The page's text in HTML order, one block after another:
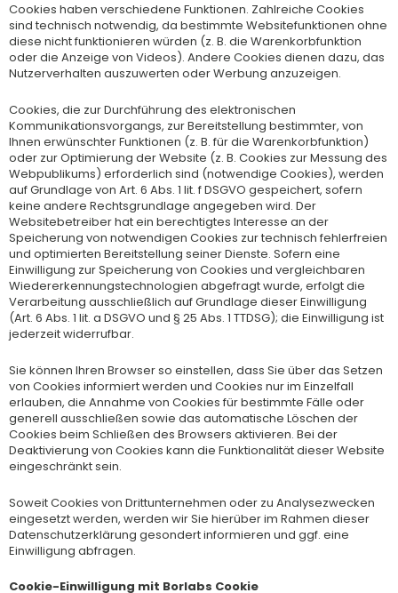
Cookies haben verschiedene Funktionen. Zahlreiche Cookies
sind technisch notwendig, da bestimmte Websitefunktionen ohne
diese nicht funktionieren würden (z. B. die Warenkorbfunktion
oder die Anzeige von Videos). Andere Cookies dienen dazu, das
Nutzerverhalten auszuwerten oder Werbung anzuzeigen.
Cookies, die zur Durchführung des elektronischen
Kommunikationsvorgangs, zur Bereitstellung bestimmter, von
Ihnen erwünschter Funktionen (z. B. für die Warenkorbfunktion)
oder zur Optimierung der Website (z. B. Cookies zur Messung des
Webpublikums) erforderlich sind (notwendige Cookies), werden
auf Grundlage von Art. 6 Abs. 1 lit. f DSGVO gespeichert, sofern
keine andere Rechtsgrundlage angegeben wird. Der
Websitebetreiber hat ein berechtigtes Interesse an der
Speicherung von notwendigen Cookies zur technisch fehlerfreien
und optimierten Bereitstellung seiner Dienste. Sofern eine
Einwilligung zur Speicherung von Cookies und vergleichbaren
Wiedererkennungstechnologien abgefragt wurde, erfolgt die
Verarbeitung ausschließlich auf Grundlage dieser Einwilligung
(Art. 6 Abs. 1 lit. a DSGVO und § 25 Abs. 1 TTDSG); die Einwilligung ist
jederzeit widerrufbar.
Sie können Ihren Browser so einstellen, dass Sie über das Setzen
von Cookies informiert werden und Cookies nur im Einzelfall
erlauben, die Annahme von Cookies für bestimmte Fälle oder
generell ausschließen sowie das automatische Löschen der
Cookies beim Schließen des Browsers aktivieren. Bei der
Deaktivierung von Cookies kann die Funktionalität dieser Website
eingeschränkt sein.
Soweit Cookies von Drittunternehmen oder zu Analysezwecken
eingesetzt werden, werden wir Sie hierüber im Rahmen dieser
Datenschutzerklärung gesondert informieren und ggf. eine
Einwilligung abfragen.
Cookie-Einwilligung mit Borlabs Cookie